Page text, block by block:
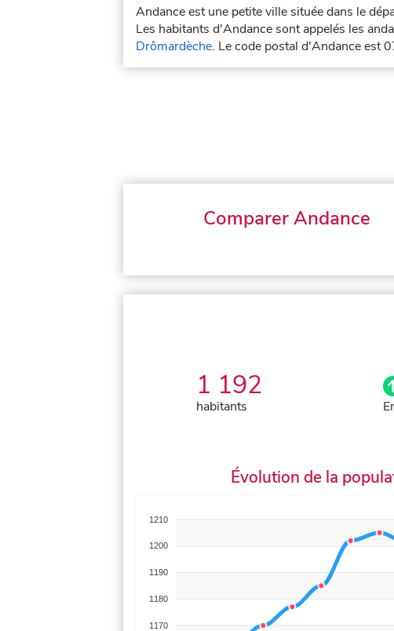
Andance est une petite ville située dans le
Les habitants d'Andance sont appelés les
Drômardèche. Le code postal d'Andance est
Comparer Andance
1 192
habitants
Évolution de la
1210
1200
1190
1180
1170